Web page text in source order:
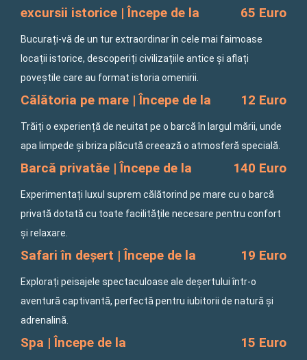
f
excursii istorice | Începe de la 65 Euro
Bucurați-vă de un tur extraordinar în cele mai faimoase
locații istorice, descoperiți civilizațiile antice și aflați
poveștile care au format istoria omenirii.
Călătoria pe mare | Începe de la 12 Euro
Trăiți o experiență de neuitat pe o barcă în largul mării, unde
apa limpede și briza plăcută creează o atmosferă specială.
Barcă privatăe | Începe de la 140 Euro
Experimentați luxul suprem călătorind pe mare cu o barcă
privată dotată cu toate facilitățile necesare pentru confort
și relaxare.
Safari în deșert | Începe de la 19 Euro
Explorați peisajele spectaculoase ale deșertului într-o
aventură captivantă, perfectă pentru iubitorii de natură și
adrenalină.
Spa | Începe de la 15 Euro